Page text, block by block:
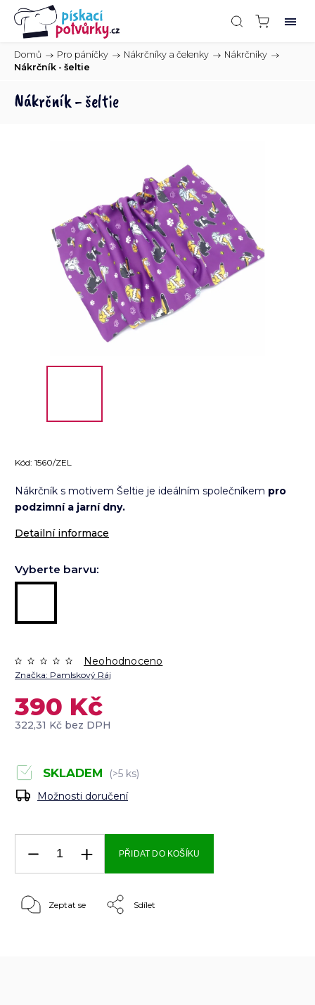
Domů / Pro páníčky / Nákrčníky a čelenky / Nákrčníky /
Nákrčník - šeltie
Nákrčník - šeltie
Kód: 1560/ZEL
Nákrčník s motivem Šeltie je ideálním společníkem pro
podzimní a jarní dny.
Detailní informace
Vyberte barvu:
Značka: Pamlskový Ráj
Neohodnoceno
390 Kč
322,31 Kč bez DPH
SKLADEM
(>5 ks)
Možnosti doručení
PŘIDAT DO KOŠÍKU
Zeptat se Sdílet